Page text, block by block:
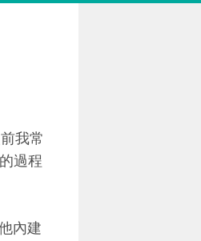
我常
過程
內建